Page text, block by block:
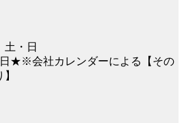
土・日
★※会社カレンダーによる【その